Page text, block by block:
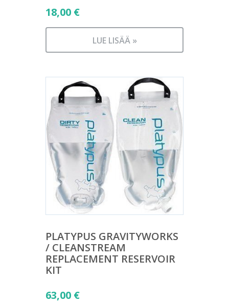
18,00 €
LUE LISÄÄ »
PLATYPUS GRAVITYWORKS
/ CLEANSTREAM
REPLACEMENT RESERVOIR
KIT
63,00 €